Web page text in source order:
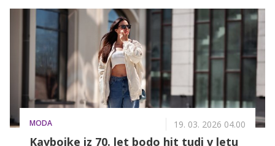
MODA 19. 03. 2026 04.00
Kavbojke iz 70. let bodo hit tudi v letu